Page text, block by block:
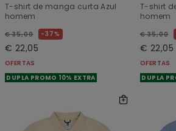
T-shirt de manga curta Azul
homem
€ 35,00 37%
€ 22,05
OFERTAS
DUPLA PROMO 10% EXTRA
T-shirt
homem
€ 35,00
€ 22,05
OFERTAS
DUPLA